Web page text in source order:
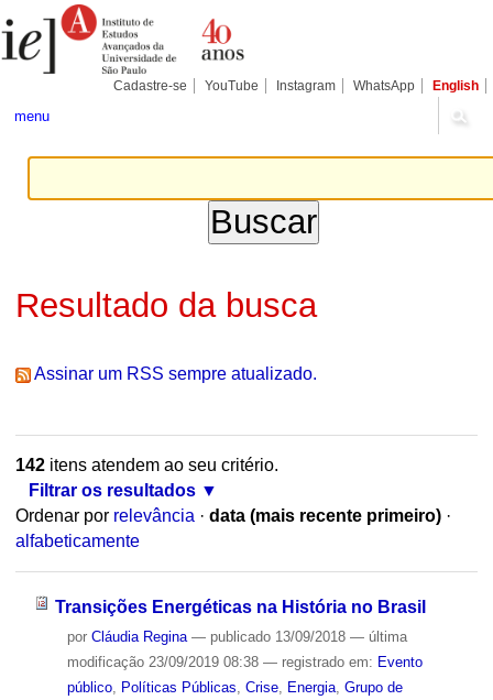
para
conteúdo.
Pessoais
Cadastre-se YouTube Instagram WhatsApp English
menu
Resultado da busca
Assinar um RSS sempre atualizado.
142itens atendem ao seu critério.
Filtrar os resultados
Ordenar por relevância · data (mais recente primeiro) ·
alfabeticamente
Transições Energéticas na História no Brasil
por Cláudia Regina — publicado13/09/2018 — última
modificação23/09/2019 08:38 — registrado em: Evento
público, Políticas Públicas Crise, Energia, Grupo de